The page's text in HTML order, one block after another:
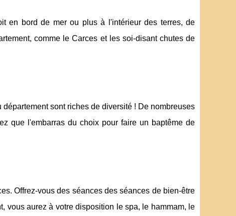
en bord de mer ou plus à l'intérieur des terres, de
comme le Carces et les soi-disant chutes de
sont riches de diversité ! De nombreuses
que l'embarras du choix pour faire un baptême de
Offrez-vous des séances des séances de bien-être
vous aurez à votre disposition le spa, le hammam, le